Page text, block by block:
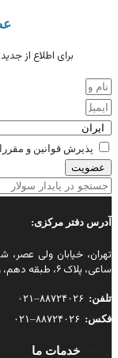
برای اطلاع از
پذیرش قوانین و
عضویت
آدرس دفتر مرکزی:
تهران، خیابان ولی
ساعی، پلاک ۶، طبقه دهم، واحد ۳۹
تلفن:
فکس:
خدمات ما